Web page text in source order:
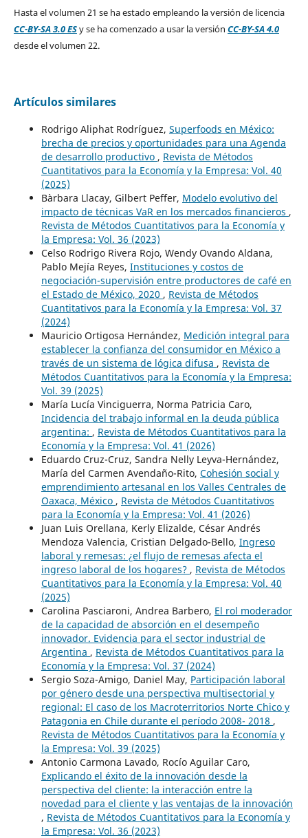
Hasta el volumen 21 se ha estado empleando la versión de licencia
CC-BY-SA 3.0 ESy se ha comenzado a usar la versión CC-BY-SA 4.0
desde el volumen 22.
Artículos similares
Rodrigo Aliphat Rodríguez, Superfoods en México:
brecha de precios y oportunidades para una Agenda
de desarrollo productivo , Revista de Métodos
Cuantitativos para la Economía y la Empresa: Vol. 40
(2025)
Bàrbara Llacay, Gilbert Peffer, Modelo evolutivo del
impacto de técnicas VaR en los mercados financieros ,
Revista de Métodos Cuantitativos para la Economía y
la Empresa: Vol. 36 (2023)
Celso Rodrigo Rivera Rojo, Wendy Ovando Aldana,
Pablo Mejía Reyes, Instituciones y costos de
negociación-supervisión entre productores de café en
el Estado de México, 2020 , Revista de Métodos
Cuantitativos para la Economía y la Empresa: Vol. 37
(2024)
Mauricio Ortigosa Hernández, Medición integral para
establecer la confianza del consumidor en México a
través de un sistema de lógica difusa , Revista de
Métodos Cuantitativos para la Economía y la Empresa:
Vol. 39 (2025)
María Lucía Vinciguerra, Norma Patricia Caro,
Incidencia del trabajo informal en la deuda pública
argentina: , Revista de Métodos Cuantitativos para la
Economía y la Empresa: Vol. 41 (2026)
Eduardo Cruz-Cruz, Sandra Nelly Leyva-Hernández,
María del Carmen Avendaño-Rito, Cohesión social y
emprendimiento artesanal en los Valles Centrales de
Oaxaca, México , Revista de Métodos Cuantitativos
para la Economía y la Empresa: Vol. 41 (2026)
Juan Luis Orellana, Kerly Elizalde, César Andrés
Mendoza Valencia, Cristian Delgado-Bello, Ingreso
laboral y remesas: ¿el flujo de remesas afecta el
ingreso laboral de los hogares? , Revista de Métodos
Cuantitativos para la Economía y la Empresa: Vol. 40
(2025)
Carolina Pasciaroni, Andrea Barbero, El rol moderador
de la capacidad de absorción en el desempeño
innovador. Evidencia para el sector industrial de
Argentina , Revista de Métodos Cuantitativos para la
Economía y la Empresa: Vol. 37 (2024)
Sergio Soza-Amigo, Daniel May, Participación laboral
por género desde una perspectiva multisectorial y
regional: El caso de los Macroterritorios Norte Chico y
Patagonia en Chile durante el período 2008- 2018 ,
Revista de Métodos Cuantitativos para la Economía y
la Empresa: Vol. 39 (2025)
Antonio Carmona Lavado, Rocío Aguilar Caro,
Explicando el éxito de la innovación desde la
perspectiva del cliente: la interacción entre la
novedad para el cliente y las ventajas de la innovación
, Revista de Métodos Cuantitativos para la Economía y
la Empresa: Vol. 36 (2023)